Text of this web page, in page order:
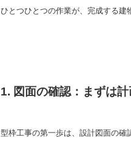
ひとつひとつの作業が、完成する建
1. 図面の確認：まずは計
型枠工事の第一歩は、設計図面の確